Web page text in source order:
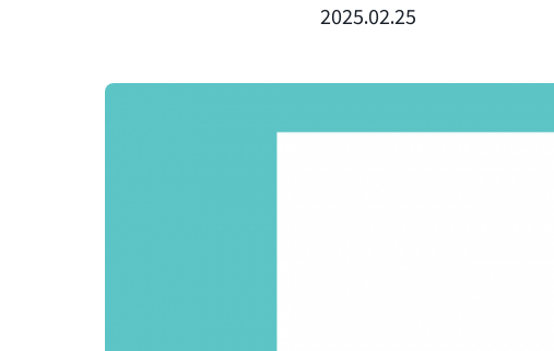
2025.02.25